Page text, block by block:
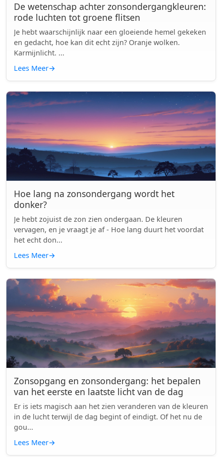
De wetenschap achter zonsondergangkleuren:
rode luchten tot groene flitsen
Je hebt waarschijnlijk naar een gloeiende hemel gekeken
en gedacht, hoe kan dit echt zijn? Oranje wolken.
Karmijnlicht. ...
Lees Meer→
Hoe lang na zonsondergang wordt het
donker?
Je hebt zojuist de zon zien ondergaan. De kleuren
vervagen, en je vraagt je af - Hoe lang duurt het voordat
het echt don...
Lees Meer→
Zonsopgang en zonsondergang: het bepalen
van het eerste en laatste licht van de dag
Er is iets magisch aan het zien veranderen van de kleuren
in de lucht terwijl de dag begint of eindigt. Of het nu de
gou...
Lees Meer→